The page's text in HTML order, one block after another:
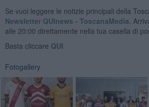
Se vuoi leggere le notizie principali della
Newsletter QUInews - ToscanaMedia.
alle 20:00 direttamente nella tua casella di
Basta cliccare QUI
Fotogallery